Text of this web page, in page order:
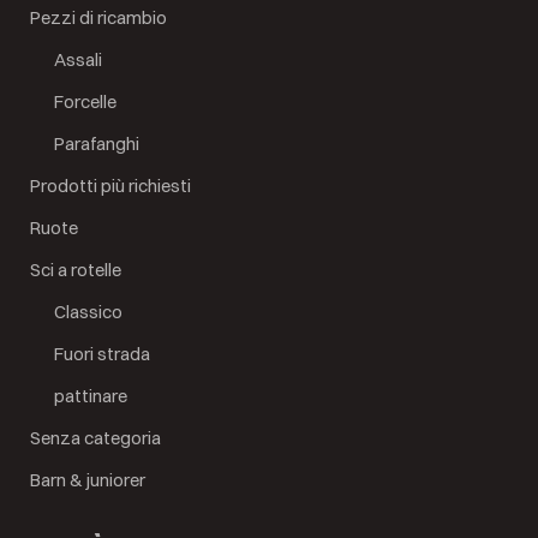
Pezzi di ricambio
Assali
Forcelle
Parafanghi
Prodotti più richiesti
Ruote
Sci a rotelle
Classico
Fuori strada
pattinare
Senza categoria
Barn & juniorer